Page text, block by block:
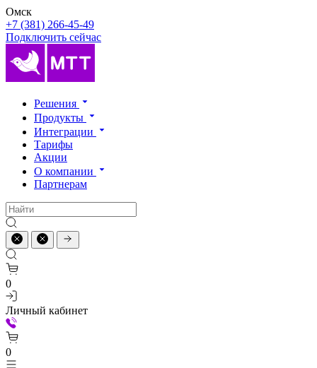
Омск
+7 (381) 266-45-49
Подключить сейчас
Решения
Продукты
Интеграции
Тарифы
Акции
О компании
Партнерам
0
Личный кабинет
0